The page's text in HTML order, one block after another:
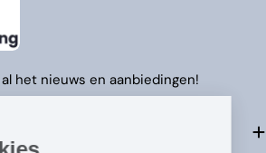
het nieuws en aanbiedingen!